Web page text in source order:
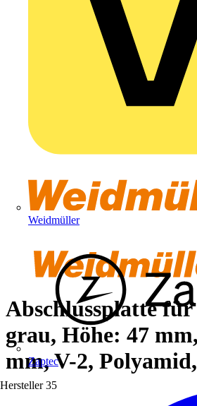
Weidmüller
Zaptec
Hersteller 35
Abschlussplatte
grau, Höhe: 47
mm, V-2,